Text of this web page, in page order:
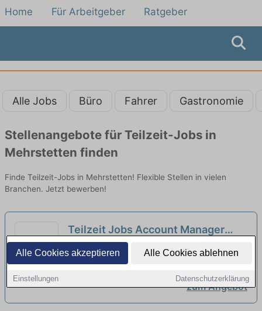
Alle Cookies akzeptieren Alle Cookies ablehnen
Einstellungen Datenschutzerklärung
Home Für Arbeitgeber Ratgeber
Alle Jobs Büro Fahrer Gastronomie
Stellenangebote für Teilzeit-Jobs in
Mehrstetten finden
Finde Teilzeit-Jobs in Mehrstetten! Flexible Stellen in vielen
Branchen. Jetzt bewerben!
Teilzeit Jobs Account Manager
Beimerstetten - Teilzeitangebote
entdecken neu
Universität Ulm Rektoramt SR-1 | Ulm
zum Angebot